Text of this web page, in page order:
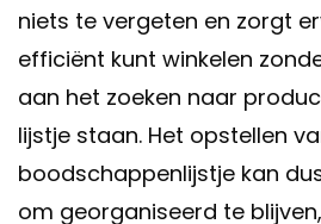
niets te vergeten en zorgt
efficiënt kunt winkelen
aan het zoeken naar
lijstje staan. Het opstellen
boodschappenlijstje kan
om georganiseerd te